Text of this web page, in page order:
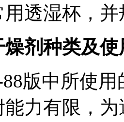
透湿杯，
燥剂种类及
88版中所使
力有限，